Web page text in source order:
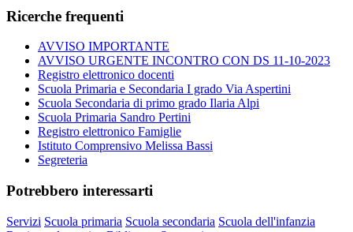
Ricerche frequenti
AVVISO IMPORTANTE
AVVISO URGENTE INCONTRO CON DS 11-10-2023
Registro elettronico docenti
Scuola Primaria e Secondaria I grado Via Aspertini
Scuola Secondaria di primo grado Ilaria Alpi
Scuola Primaria Sandro Pertini
Registro elettronico Famiglie
Istituto Comprensivo Melissa Bassi
Segreteria
Potrebbero interessarti
Servizi Scuola primaria Scuola secondaria Scuola dell'infanzia